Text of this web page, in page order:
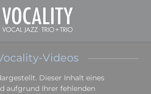
Videos
Dieser Inhalt eines
aufgrund Ihrer fehlenden